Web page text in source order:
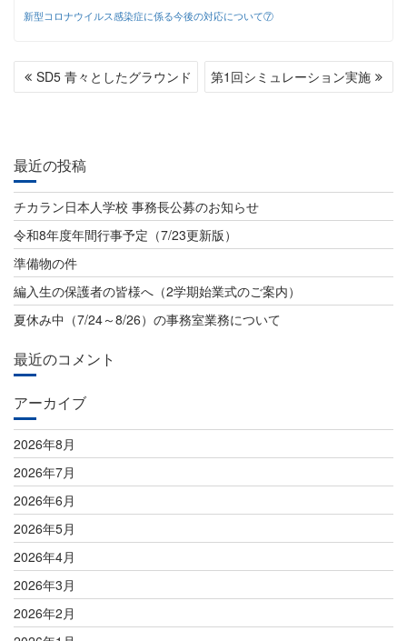
新型コロナウイルス感染症に係る今後の対応について⑦
投
稿
ビ
ゲ
ー
シ
ョ
ン
SD5 青々としたグラウンド 第1回シミュレーション実施
最近の投稿
チカラン日本人学校 事務長公募のお知らせ
令和8年度年間行事予定（7/23更新版）
準備物の件
編入生の保護者の皆様へ（2学期始業式のご案内）
夏休み中（7/24～8/26）の事務室業務について
最近のコメント
アーカイブ
2026年8月
2026年7月
2026年6月
2026年5月
2026年4月
2026年3月
2026年2月